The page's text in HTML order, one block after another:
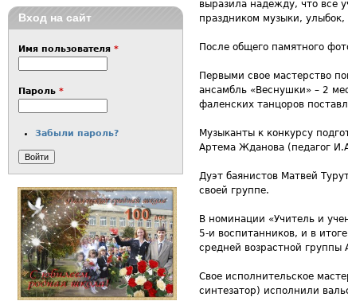
выразила надежду, что все
праздником музыки,
После общего памятного
Первыми свое мастерство
ансамбль «Веснушки» – 2
фаленских танцоров
Музыканты к конкурсу
Артема Жданова (педагог
Дуэт баянистов Матвей
своей группе.
В номинации «Учитель и
5-и воспитанников, и в
средней возрастной
Свое исполнительское
синтезатор) исполнили
Вход на сайт
Имя пользователя *
Пароль *
Забыли пароль?